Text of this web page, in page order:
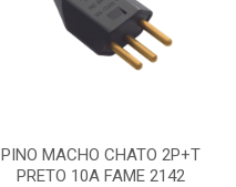
PINO MACHO CHATO 2P+T
PRETO 10A FAME 2142